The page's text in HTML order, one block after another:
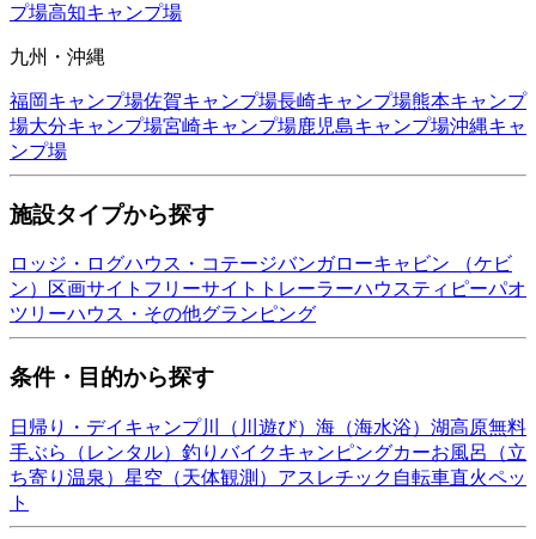
プ場高知キャンプ場
九州・沖縄
福岡キャンプ場佐賀キャンプ場長崎キャンプ場熊本キャンプ
場大分キャンプ場宮崎キャンプ場鹿児島キャンプ場沖縄キャ
ンプ場
施設タイプから探す
ロッジ・ログハウス・コテージバンガローキャビン （ケビ
ン）
区画サイト フリーサイト トレーラーハウスティピーパオ
ツリーハウス・その他グランピング
条件・目的から探す
日帰り・デイキャンプ川（川遊び） 海（海水浴） 湖高原無料
手ぶら（レンタル） 釣り バイクキャンピングカーお風呂（立
ち寄り温泉） 星空（天体観測） アスレチック 自転車直火ペッ
ト